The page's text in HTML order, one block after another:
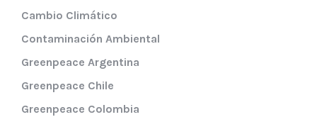
Cambio Climático
Contaminación Ambiental
Greenpeace Argentina
Greenpeace Chile
Greenpeace Colombia